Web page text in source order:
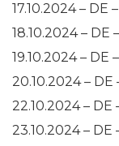
17.10.2024 – DE
18.10.2024 –
19.10.2024 –
20.10.2024 –
22.10.2024 –
23.10.2024 –